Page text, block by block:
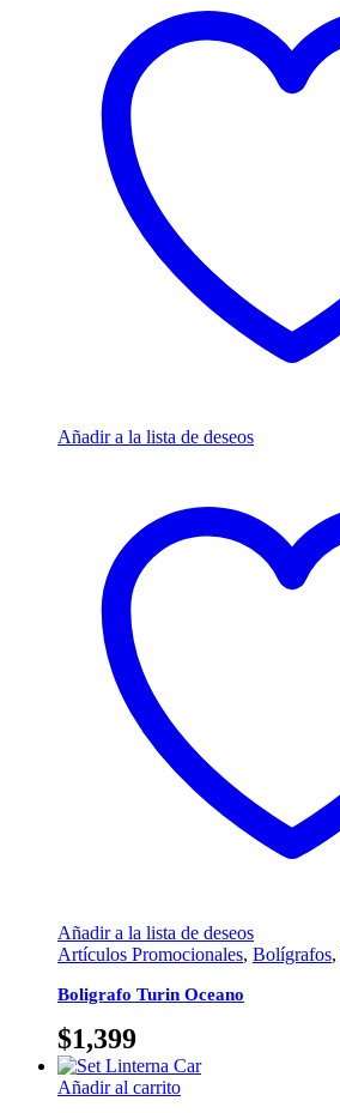
Añadir a la lista de deseos
Añadir a la lista de deseos
Artículos Promocionales, Bolígrafos,
Boligrafo Turin Oceano
$1,399
Añadir al carrito